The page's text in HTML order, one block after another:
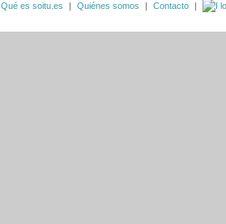
Qué es soitu.es
| Quiénes somos | Contacto |